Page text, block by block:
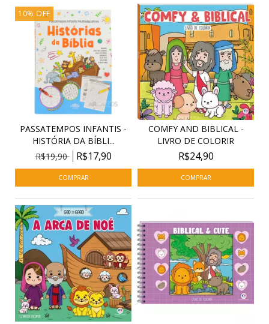
10% OFF
PASSATEMPOS INFANTIS -
HISTÓRIA DA BÍBLI...
R$19,90
R$17,90
COMFY AND BIBLICAL -
LIVRO DE COLORIR
R$24,90